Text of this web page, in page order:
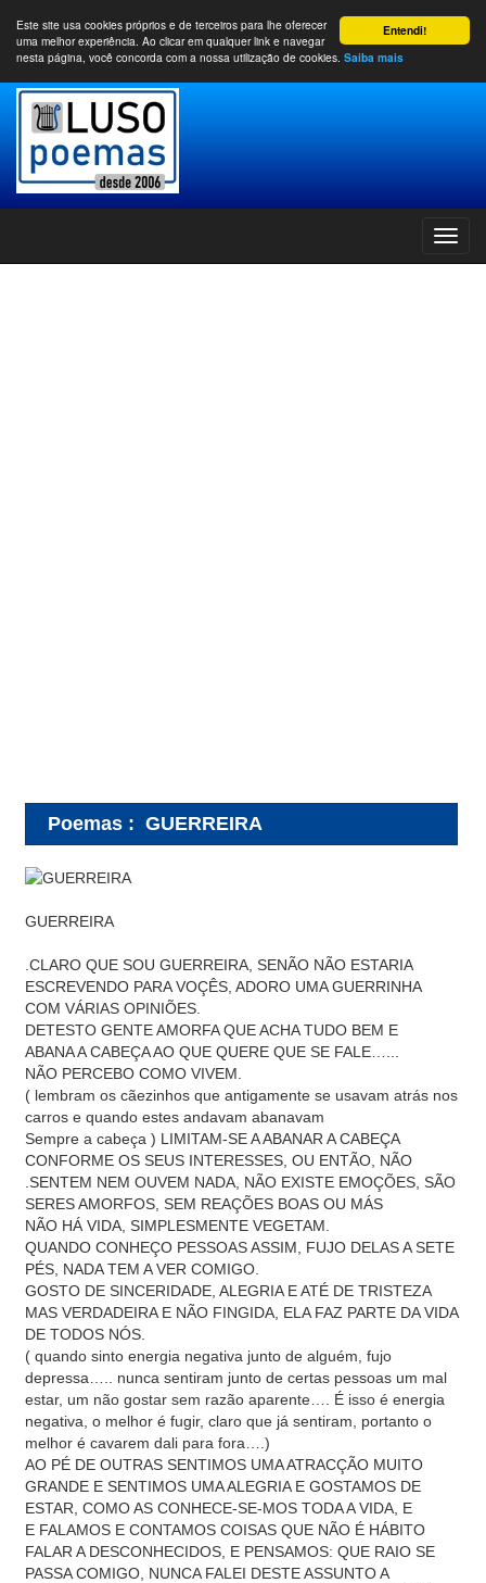
Entendi!
Este site usa cookies próprios e de terceiros para lhe oferecer
uma melhor experiência. Ao clicar em qualquer link e navegar
nesta página, você concorda com a nossa utilização de cookies. Saiba mais
Poemas : GUERREIRA
GUERREIRA
.CLARO QUE SOU GUERREIRA, SENÃO NÃO ESTARIA
ESCREVENDO PARA VOÇÊS, ADORO UMA GUERRINHA
COM VÁRIAS OPINIÕES.
DETESTO GENTE AMORFA QUE ACHA TUDO BEM E
ABANA A CABEÇA AO QUE QUERE QUE SE FALE…...
NÃO PERCEBO COMO VIVEM.
( lembram os cãezinhos que antigamente se usavam atrás nos
carros e quando estes andavam abanavam
Sempre a cabeça ) LIMITAM-SE A ABANAR A CABEÇA
CONFORME OS SEUS INTERESSES, OU ENTÃO, NÃO
.SENTEM NEM OUVEM NADA, NÃO EXISTE EMOÇÕES, SÃO
SERES AMORFOS, SEM REAÇÕES BOAS OU MÁS
NÃO HÁ VIDA, SIMPLESMENTE VEGETAM.
QUANDO CONHEÇO PESSOAS ASSIM, FUJO DELAS A SETE
PÉS, NADA TEM A VER COMIGO.
GOSTO DE SINCERIDADE, ALEGRIA E ATÉ DE TRISTEZA
MAS VERDADEIRA E NÃO FINGIDA, ELA FAZ PARTE DA VIDA
DE TODOS NÓS.
( quando sinto energia negativa junto de alguém, fujo
depressa….. nunca sentiram junto de certas pessoas um mal
estar, um não gostar sem razão aparente…. É isso é energia
negativa, o melhor é fugir, claro que já sentiram, portanto o
melhor é cavarem dali para fora….)
AO PÉ DE OUTRAS SENTIMOS UMA ATRACÇÃO MUITO
GRANDE E SENTIMOS UMA ALEGRIA E GOSTAMOS DE
ESTAR, COMO AS CONHECE-SE-MOS TODA A VIDA, E
E FALAMOS E CONTAMOS COISAS QUE NÃO É HÁBITO
FALAR A DESCONHECIDOS, E PENSAMOS: QUE RAIO SE
PASSA COMIGO, NUNCA FALEI DESTE ASSUNTO A